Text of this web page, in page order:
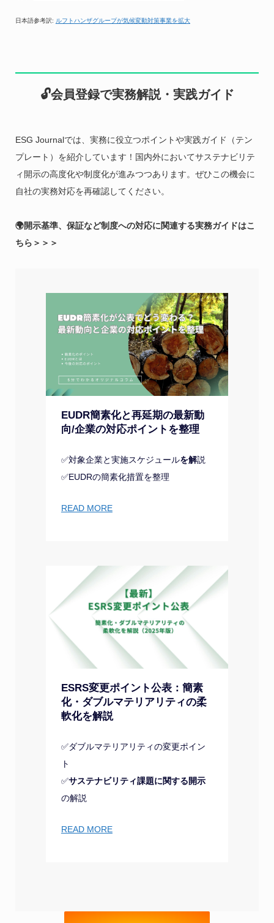
日本語参考訳: ルフトハンザグループが気候変動対策事業を拡大
🔓会員登録で実務解説・実践ガイド
ESG Journalでは、実務に役立つポイントや実践ガイド（テン
プレート）を紹介しています！国内外においてサステナビリテ
ィ開示の高度化や制度化が進みつつあります。ぜひこの機会に
自社の実務対応を再確認してください。
🌍開示基準、保証など制度への対応に関連する実務ガイドはこ
ちら＞＞＞
EUDR簡素化と再延期の最新動
向/企業の対応ポイントを整理
✅対象企業と実施スケジュールを解説
✅EUDRの簡素化措置を整理
READ MORE
ESRS変更ポイント公表：簡素
化・ダブルマテリアリティの柔
軟化を解説
✅ダブルマテリアリティの変更ポイン
ト
✅サステナビリティ課題に関する開示
の解説
READ MORE